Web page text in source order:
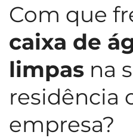
Com que
caixa de
limpas na
residência
empresa?